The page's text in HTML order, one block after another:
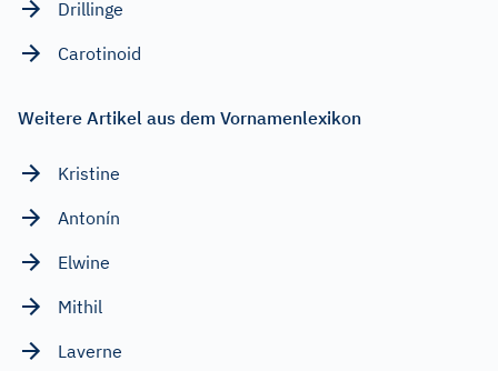
Drillinge
Carotinoid
Weitere Artikel aus dem Vornamenlexikon
Kristine
Antonín
Elwine
Mithil
Laverne